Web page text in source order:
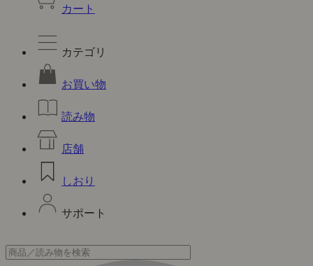
カート
カテゴリ
お買い物
読み物
店舗
しおり
サポート